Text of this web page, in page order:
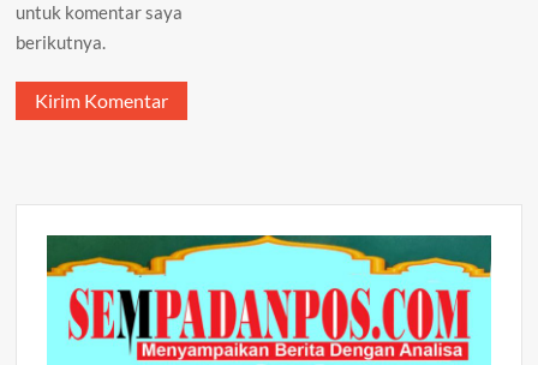
untuk komentar saya
berikutnya.